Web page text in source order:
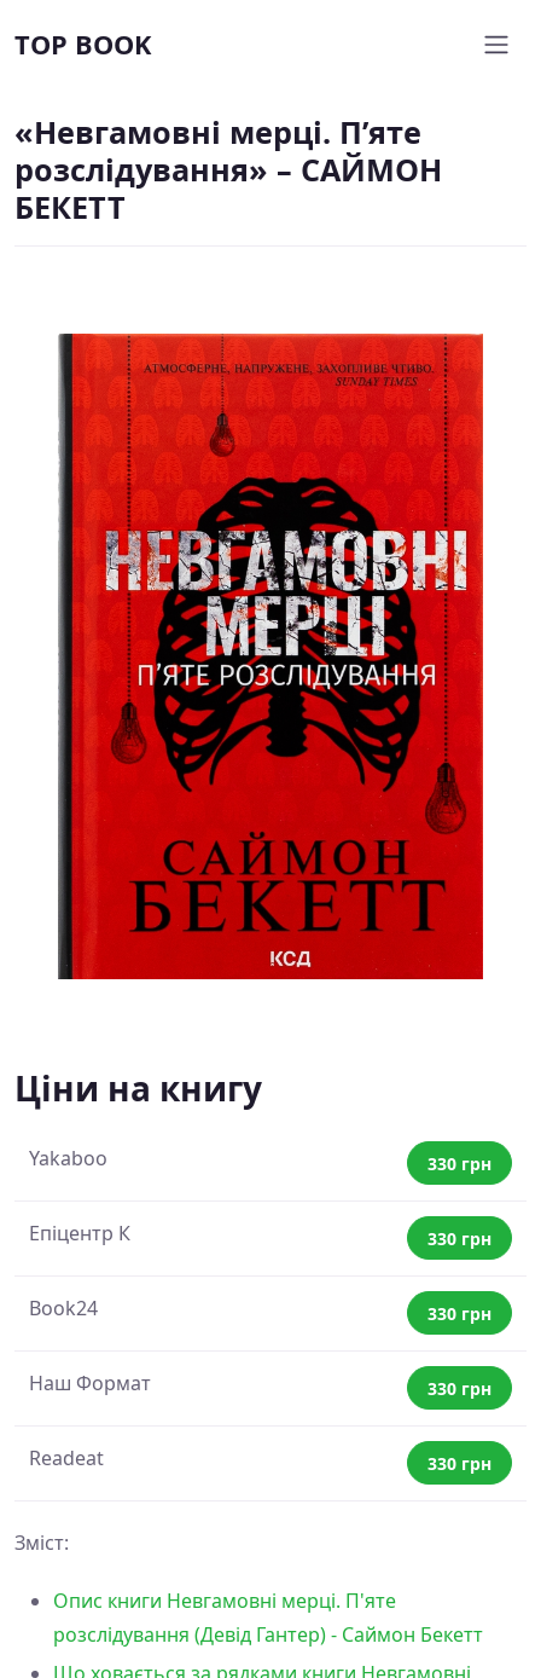
TOP BOOK
«Невгамовні мерці. П’яте
розслідування» – САЙМОН
БЕКЕТТ
Ціни на книгу
Yakaboo 330 грн
Епіцентр К 330 грн
Book24 330 грн
Наш Формат 330 грн
Readeat 330 грн
Зміст:
Опис книги Невгамовні мерці. П'яте
розслідування (Девід Гантер) - Саймон Бекетт